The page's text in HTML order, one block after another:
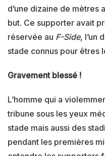
d’une dizaine de mètres
but. Ce supporter avait
réservée au F-Side, l’un
stade connus pour êtres
Gravement blessé !
L’homme qui a
tribune sous les yeux
stade mais aussi des
pendant les premières